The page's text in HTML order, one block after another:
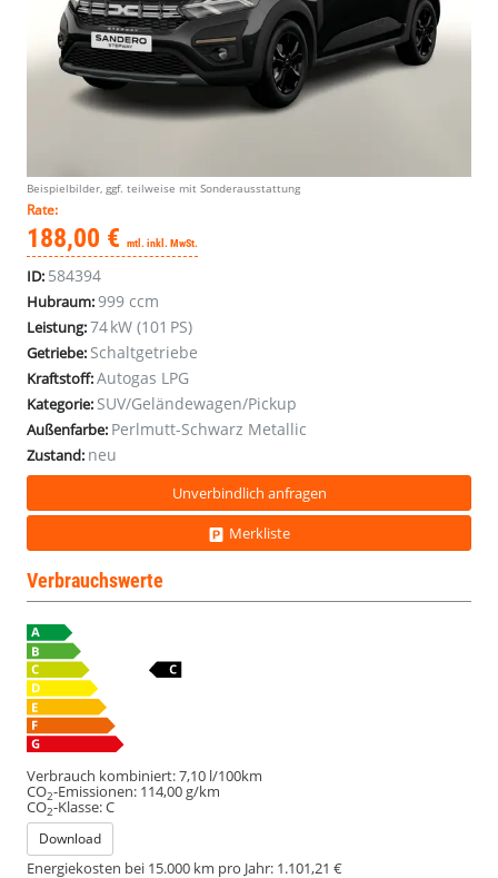
Beispielbilder, ggf. teilweise mit Sonderausstattung
Rate:
188,00 € mtl. inkl. MwSt.
ID: 584394
Hubraum:999 ccm
Leistung:74 kW (101 PS)
Getriebe: Schaltgetriebe
Kraftstoff:Autogas LPG
Kategorie: SUV/Geländewagen/Pickup
Außenfarbe: Perlmutt-Schwarz Metallic
Zustand: neu
Unverbindlich anfragen
Merkliste
Verbrauchswerte
Verbrauch kombiniert:7,10 l/100km
CO2-Emissionen: 114,00 g/km
CO2-Klasse:C
Download
Energiekosten bei 15.000 km pro Jahr: 1.101,21 €